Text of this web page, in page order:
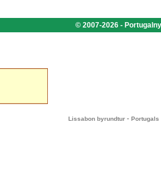
© 2007-2026 -
Lissabon byrundtur - Portugals